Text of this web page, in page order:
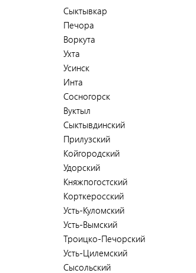
Сыктывкар
Печора
Воркута
Ухта
Усинск
Инта
Сосногорск
Вуктыл
Сыктывдинский
Прилузский
Койгородский
Удорский
Княжпогостский
Корткеросский
Усть-Куломский
Усть-Вымский
Троицко-Печорский
Усть-Цилемский
Сысольский